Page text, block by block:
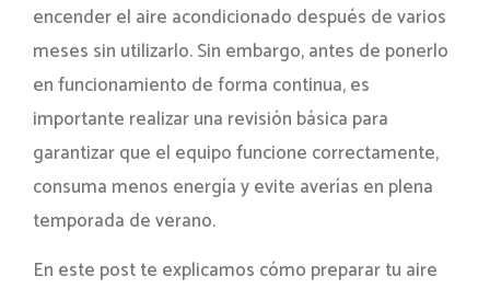
encender el aire acondicionado después de varios
meses sin utilizarlo. Sin embargo, antes de ponerlo
en funcionamiento de forma continua, es
importante realizar una revisión básica para
garantizar que el equipo funcione correctamente,
consuma menos energía y evite averías en plena
temporada de verano.
En este post te explicamos cómo preparar tu aire